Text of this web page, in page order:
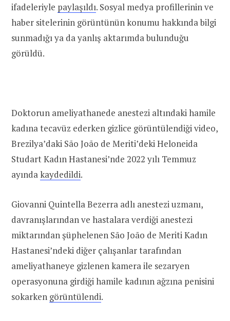
ifadeleriyle paylaşıldı. Sosyal medya profillerinin ve
haber sitelerinin görüntünün konumu hakkında bilgi
sunmadığı ya da yanlış aktarımda bulunduğu
görüldü.
Doktorun ameliyathanede anestezi altındaki hamile
kadına tecavüz ederken gizlice görüntülendiği video,
Brezilya’daki São João de Meriti’dekiHeloneida
Studart Kadın Hastanesi’nde 2022 yılı Temmuz
ayındakaydedildi.
Giovanni Quintella Bezerra adlı anestezi uzmanı,
davranışlarından ve hastalara verdiği anestezi
miktarından şüphelenen São João de Meriti Kadın
Hastanesi’ndeki diğer çalışanlar tarafından
ameliyathaneye gizlenen kamera ile sezaryen
operasyonuna girdiği hamile kadının ağzına penisini
sokarken görüntülendi.